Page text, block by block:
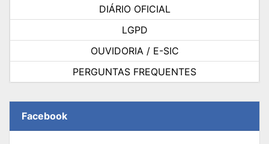
DIÁRIO OFICIAL
LGPD
OUVIDORIA / E-SIC
PERGUNTAS FREQUENTES
Facebook